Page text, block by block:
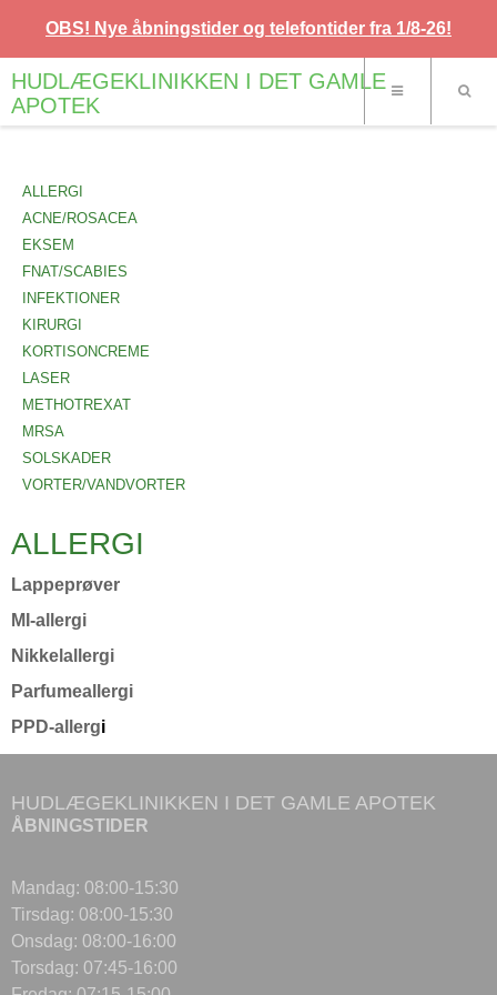
OBS! Nye åbningstider og telefontider fra 1/8-26!
HUDLÆGEKLINIKKEN I DET GAMLE
APOTEK
ALLERGI
ACNE/ROSACEA
EKSEM
FNAT/SCABIES
INFEKTIONER
KIRURGI
KORTISONCREME
LASER
METHOTREXAT
MRSA
SOLSKADER
VORTER/VANDVORTER
ALLERGI
Lappeprøver
MI-allergi
Nikkelallergi
Parfumeallergi
PPD-allergi
HUDLÆGEKLINIKKEN I DET GAMLE APOTEK
ÅBNINGSTIDER
Mandag: 08:00-15:30
Tirsdag: 08:00-15:30
Onsdag: 08:00-16:00
Torsdag: 07:45-16:00